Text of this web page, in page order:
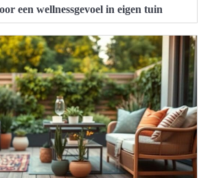
een wellnessgevoel in eigen tuin